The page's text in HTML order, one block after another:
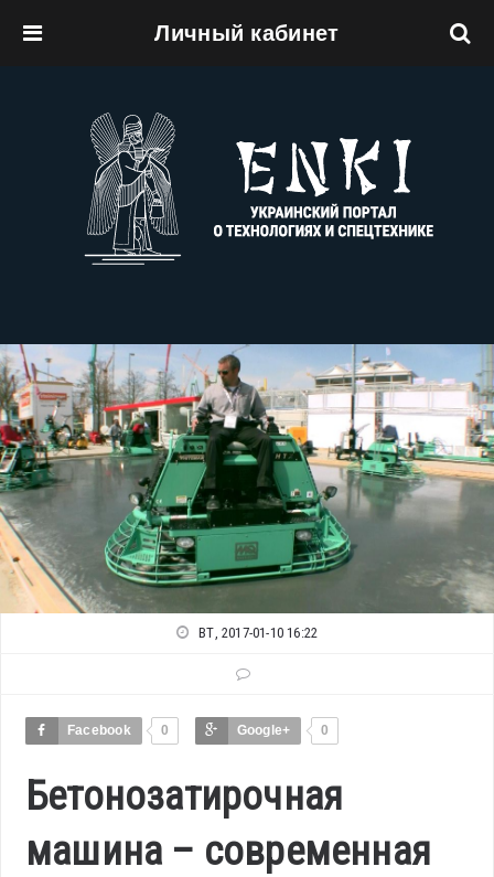
Личный кабинет
ВТ, 2017-01-10 16:22
Facebook 0 Google+ 0
Бетонозатирочная
машина – современная